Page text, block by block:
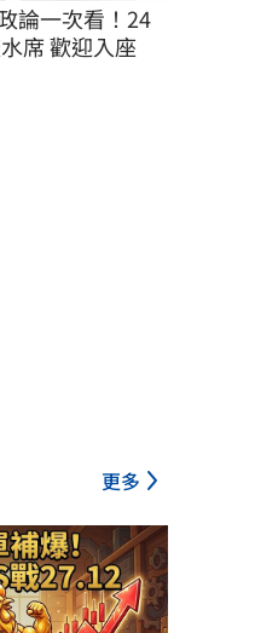
論一次看！24
席 歡迎入座
更多